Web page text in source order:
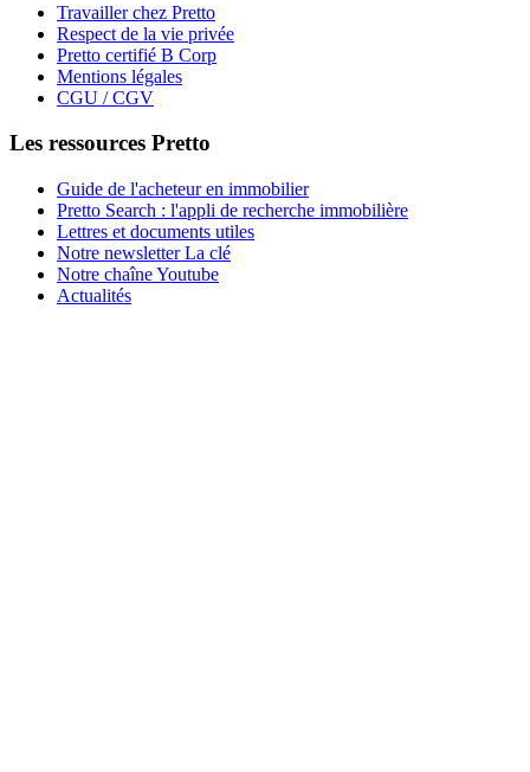
Travailler chez Pretto
Respect de la vie privée
Pretto certifié B Corp
Mentions légales
CGU / CGV
Les ressources Pretto
Guide de l'acheteur en immobilier
Pretto Search : l'appli de recherche immobilière
Lettres et documents utiles
Notre newsletter La clé
Notre chaîne Youtube
Actualités